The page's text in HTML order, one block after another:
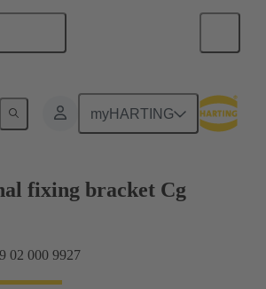
myHARTING
fixing bracket Cg
02 000 9927